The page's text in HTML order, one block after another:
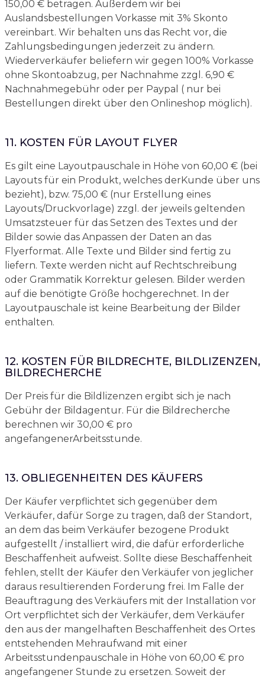
150,00 € betragen. Außerdem wir bei
Auslandsbestellungen Vorkasse mit 3% Skonto
vereinbart. Wir behalten uns das Recht vor, die
Zahlungsbedingungen jederzeit zu ändern.
Wiederverkäufer beliefern wir gegen 100% Vorkasse
ohne Skontoabzug, per Nachnahme zzgl. 6,90 €
Nachnahmegebühr oder per Paypal ( nur bei
Bestellungen direkt über den Onlineshop möglich).
11. KOSTEN FÜR LAYOUT FLYER
Es gilt eine Layoutpauschale in Höhe von 60,00 € (bei
Layouts für ein Produkt, welches derKunde über uns
bezieht), bzw. 75,00 € (nur Erstellung eines
Layouts/Druckvorlage) zzgl. der jeweils geltenden
Umsatzsteuer für das Setzen des Textes und der
Bilder sowie das Anpassen der Daten an das
Flyerformat. Alle Texte und Bilder sind fertig zu
liefern. Texte werden nicht auf Rechtschreibung
oder Grammatik Korrektur gelesen. Bilder werden
auf die benötigte Größe hochgerechnet. In der
Layoutpauschale ist keine Bearbeitung der Bilder
enthalten.
12. KOSTEN FÜR BILDRECHTE, BILDLIZENZEN,
BILDRECHERCHE
Der Preis für die Bildlizenzen ergibt sich je nach
Gebühr der Bildagentur. Für die Bildrecherche
berechnen wir 30,00 € pro
angefangenerArbeitsstunde.
13. OBLIEGENHEITEN DES KÄUFERS
Der Käufer verpflichtet sich gegenüber dem
Verkäufer, dafür Sorge zu tragen, daß der Standort,
an dem das beim Verkäufer bezogene Produkt
aufgestellt / installiert wird, die dafür erforderliche
Beschaffenheit aufweist. Sollte diese Beschaffenheit
fehlen, stellt der Käufer den Verkäufer von jeglicher
daraus resultierenden Forderung frei. Im Falle der
Beauftragung des Verkäufers mit der Installation vor
Ort verpflichtet sich der Verkäufer, dem Verkäufer
den aus der mangelhaften Beschaffenheit des Ortes
entstehenden Mehraufwand mit einer
Arbeitsstundenpauschale in Höhe von 60,00 € pro
angefangener Stunde zu ersetzen. Soweit der